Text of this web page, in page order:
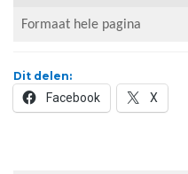
Formaat hele pagina
Dit delen:
Facebook X